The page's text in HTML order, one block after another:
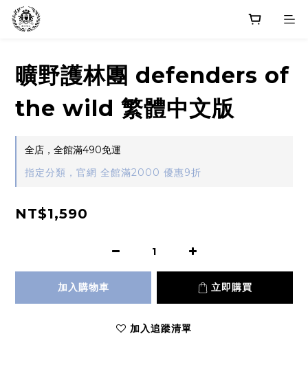
曠野護林團 defenders of
the wild 繁體中文版
全店，全館滿490免運
指定分類，官網 全館滿2000 優惠9折
NT$1,590
加入購物車 立即購買
加入追蹤清單